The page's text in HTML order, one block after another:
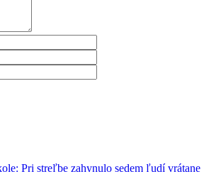
Pri streľbe zahynulo sedem ľudí vrátane